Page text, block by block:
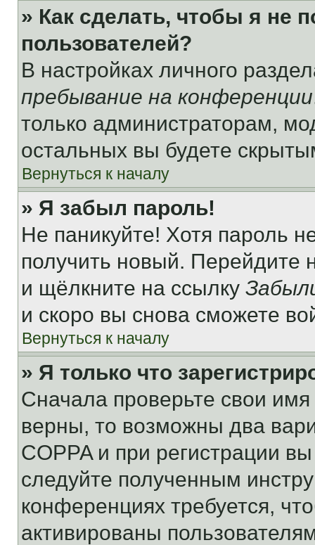
» Как сделать, чтобы я не
пользователей?
В настройках личного
пребывание на конференции
только администраторам,
остальных вы будете
Вернуться к началу
» Я забыл пароль!
Не паникуйте! Хотя пароль
получить новый. Перейдите
и щёлкните на ссылку
и скоро вы снова сможете
Вернуться к началу
» Я только что
Сначала проверьте свои
верны, то возможны два
COPPA и при регистрации
следуйте полученным
конференциях требуется,
активированы